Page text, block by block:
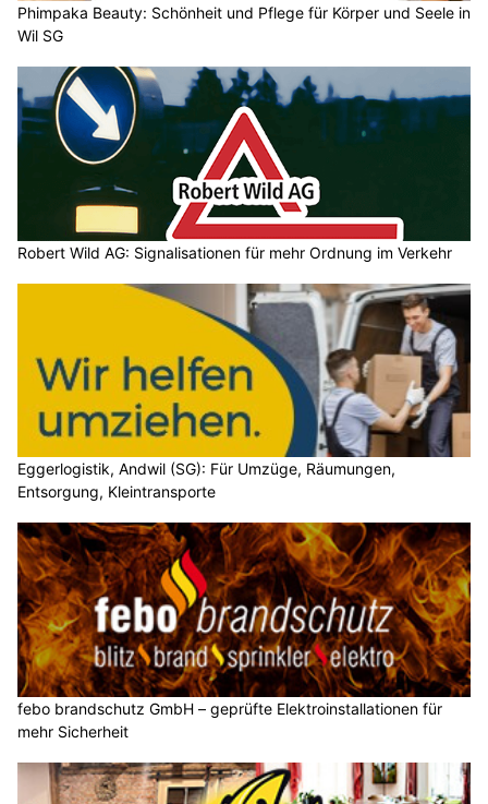
Phimpaka Beauty: Schönheit und Pflege für Körper und Seele in
Wil SG
Robert Wild AG: Signalisationen für mehr Ordnung im Verkehr
Eggerlogistik, Andwil (SG): Für Umzüge, Räumungen,
Entsorgung, Kleintransporte
febo brandschutz GmbH – geprüfte Elektroinstallationen für
mehr Sicherheit